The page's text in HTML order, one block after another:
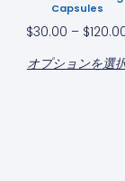
Capsules
$30.00 – $
オプションを選